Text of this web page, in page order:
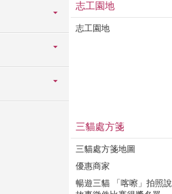
志工園地
志工園地
三貓處方箋
三貓處方箋地圖
優惠商家
暢遊三貓 「喀嚓」拍照說